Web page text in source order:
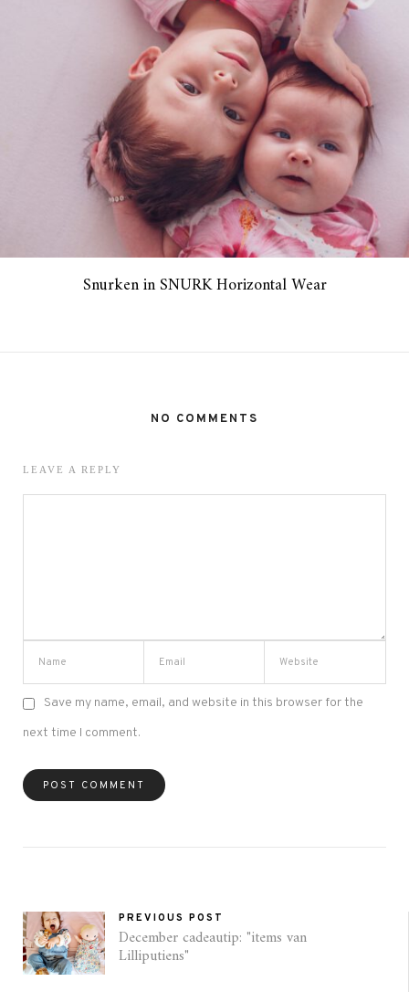
Snurken in SNURK Horizontal Wear
NO COMMENTS
LEAVE A REPLY
Save my name, email, and website in this browser for the
next time I comment.
PREVIOUS POST
December cadeautip: "items van
Lilliputiens"